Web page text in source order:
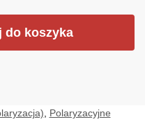
do koszyka
Polaryzacyjne